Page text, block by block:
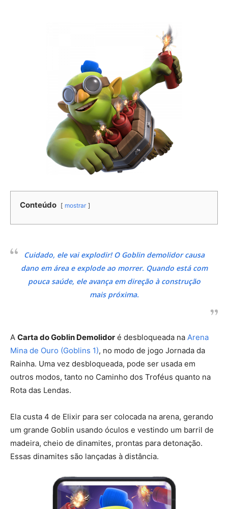
Conteúdo mostrar
Cuidado, ele vai explodir! O Goblin demolidor causa
dano em área e explode ao morrer. Quando está com
pouca saúde, ele avança em direção à construção
mais próxima.
A Carta do Goblin Demolidor é desbloqueada na Arena
Mina de Ouro (Goblins 1), no modo de jogo Jornada da
Rainha. Uma vez desbloqueada, pode ser usada em
outros modos, tanto no Caminho dos Troféus quanto na
Rota das Lendas.
Ela custa 4 de Elixir para ser colocada na arena, gerando
um grande Goblin usando óculos e vestindo um barril de
madeira, cheio de dinamites, prontas para detonação.
Essas dinamites são lançadas à distância.